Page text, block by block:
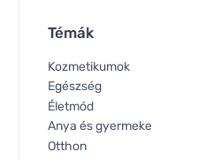
Témák
Kozmetikumok
Egészség
Életmód
Anya és gyermeke
Otthon